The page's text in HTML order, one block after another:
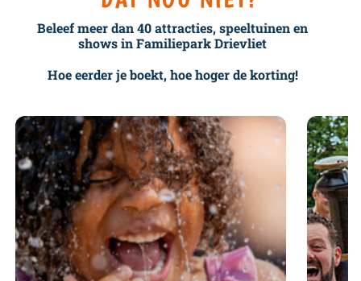
Beleef meer dan 40 attracties, speeltuinen en
shows in Familiepark Drievliet
Hoe eerder je boekt, hoe hoger de korting!